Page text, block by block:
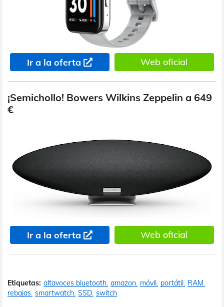
Ir a la oferta Web oficial
¡Semichollo! Bowers Wilkins Zeppelin a 649
€
Ir a la oferta Web oficial
Etiquetas: altavoces bluetooth amazon móvil portátil
RAM
rebajas smartwatch SSD switch